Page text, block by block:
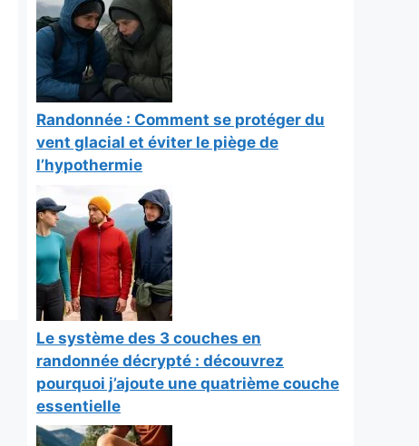
Randonnée : Comment se protéger du
vent glacial et éviter le piège de
l’hypothermie
Le système des 3 couches en
randonnée décrypté : découvrez
pourquoi j’ajoute une quatrième couche
essentielle